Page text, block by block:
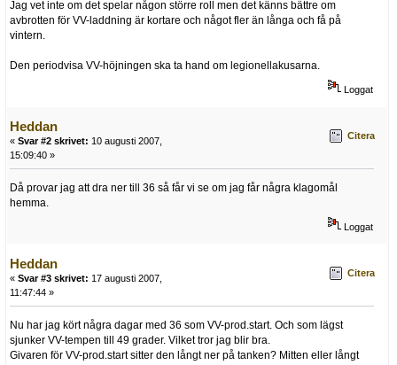
Jag vet inte om det spelar någon större roll men det känns bättre om
avbrotten för VV-laddning är kortare och något fler än långa och få på
vintern.
Den periodvisa VV-höjningen ska ta hand om legionellakusarna.
Loggat
Heddan
« Svar #2 skrivet: 10 augusti 2007,
15:09:40 »
Citera
Då provar jag att dra ner till 36 så får vi se om jag får några klagomål
hemma.
Loggat
Heddan
« Svar #3 skrivet: 17 augusti 2007,
11:47:44 »
Citera
Nu har jag kört några dagar med 36 som VV-prod.start. Och som lägst
sjunker VV-tempen till 49 grader. Vilket tror jag blir bra.
Givaren för VV-prod.start sitter den långt ner på tanken? Mitten eller långt